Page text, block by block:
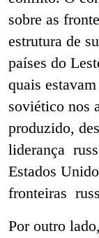
sobre as
estrutura de
países do
quais
soviético nos
produzido,
liderança
Estados
fronteiras
Por outro